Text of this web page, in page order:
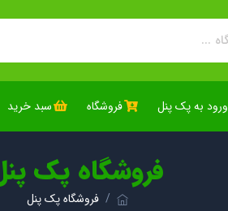
ورود به پک پنل فروشگاه سبد خرید
فروشگاه پک
فروشگاه پک پنل